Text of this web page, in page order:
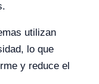
utilizan
lo que
y reduce el